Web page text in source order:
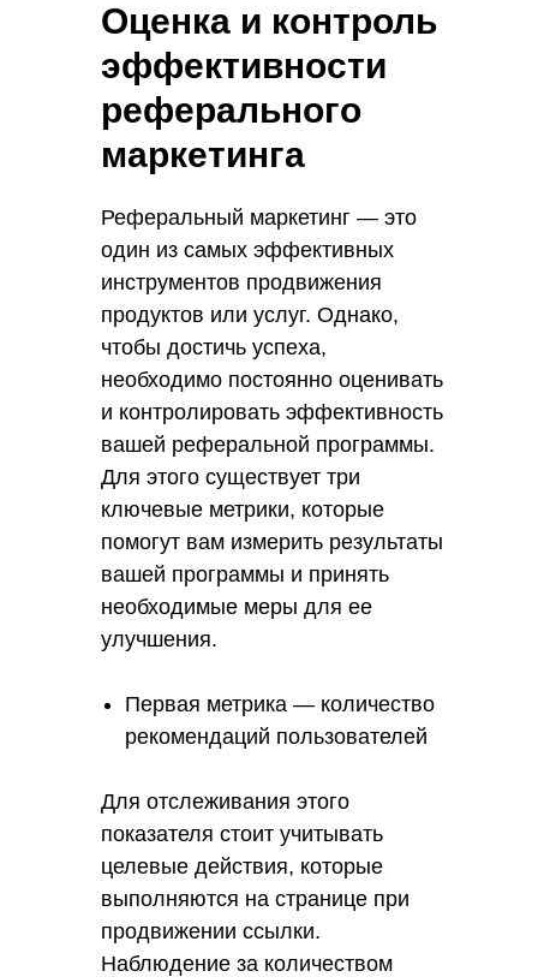
Оценка и контроль
эффективности
реферального
маркетинга
Реферальный маркетинг — это
один из самых эффективных
инструментов продвижения
продуктов или услуг. Однако,
чтобы достичь успеха,
необходимо постоянно оценивать
и контролировать эффективность
вашей реферальной программы.
Для этого существует три
ключевые метрики, которые
помогут вам измерить результаты
вашей программы и принять
необходимые меры для ее
улучшения.
Первая метрика — количество
рекомендаций пользователей
Для отслеживания этого
показателя стоит учитывать
целевые действия, которые
выполняются на странице при
продвижении ссылки.
Наблюдение за количеством
Перейти
Зарабатывайте от
100 000₽ с